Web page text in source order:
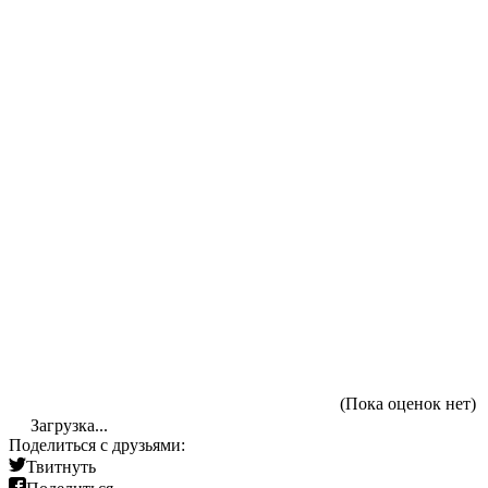
(Пока оценок нет)
Загрузка...
Поделиться с друзьями:
Твитнуть